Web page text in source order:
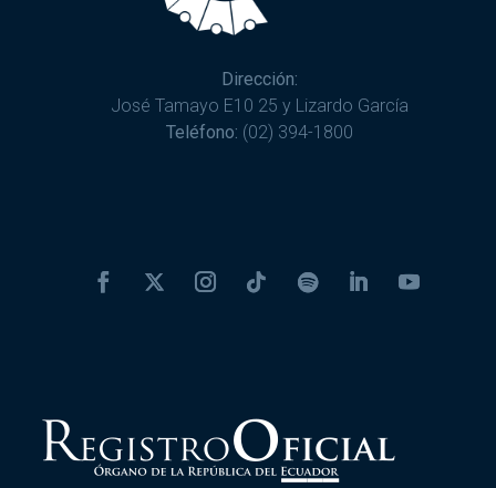
Dirección:
José Tamayo E10 25 y Lizardo García
Teléfono: (02) 394-1800